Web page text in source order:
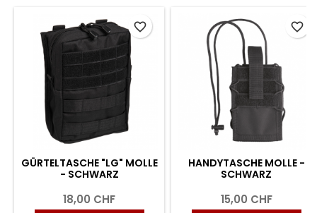
GÜRTELTASCHE "LG" MOLLE
- SCHWARZ
18,00 CHF
favorite_border
HANDYTASCHE MOLLE -
SCHWARZ
15,00 CHF
favorite_border